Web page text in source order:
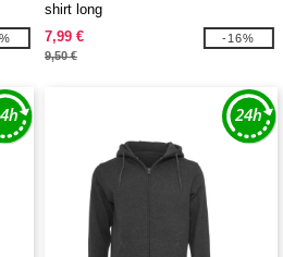
shirt long
7,99 €
9,50 €
-16%